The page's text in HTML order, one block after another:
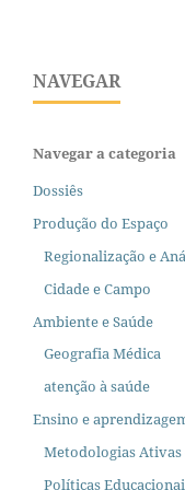
NAVEGAR
Navegar a categoria
Dossiês
Produção do Espaço
Regionalização e
Cidade e Campo
Ambiente e Saúde
Geografia Médica
atenção à saúde
Ensino e
Metodologias Ativas
Políticas